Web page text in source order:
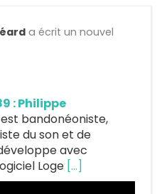
a écrit un nouvel
: Philippe
bandonéoniste,
du son et de
avec
Loge […]